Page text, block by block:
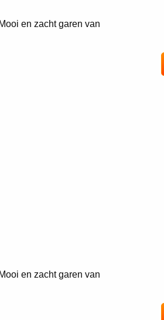
en zacht garen van
en zacht garen van